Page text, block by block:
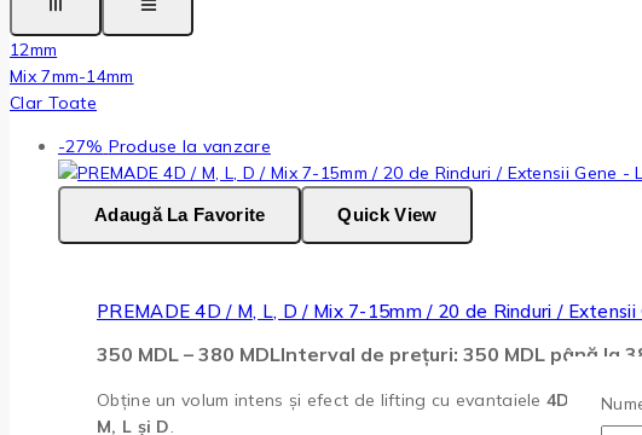
12mm
Mix 7mm-14mm
Clar Toate
-27% Produse la vanzare
Adaugă La Favorite Quick View
PREMADE 4D / M, L, D / Mix 7-15mm / 20 de Rinduri / Extensii
350 MDL – 380 MDLInterval de prețuri: 350 MDL până la
Obține un volum intens și efect de lifting cu evantaiele4D LookMe
M, L și D.